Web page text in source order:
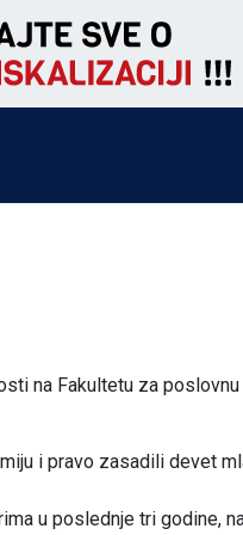
na Fakultetu za
i pravo zasadili devet
u poslednje tri godine,